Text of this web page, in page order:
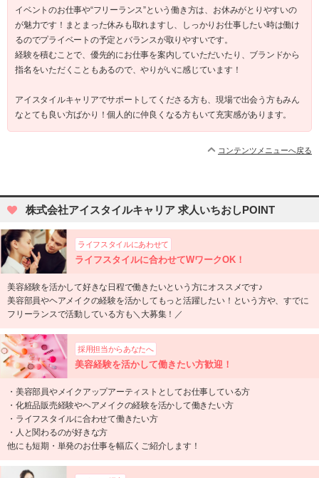
イベントのお仕事や“フリーランス”という働き方は、お休みがとりやすいの
が魅力です！まとまった休みも取れますし、しっかりお仕事したい時は働け
るのでプライベートの予定とバランスが取りやすいです。
経験を積むことで、優先的にお仕事を案内していただいたり、ブランドから
指名をいただくこともあるので、やりがいに感じています！
アイスタイルキャリアでサポートしてくださる方も、現場で出会う方もみん
なとても良い方ばかり！個人的に仲良くなる方もいて充実感があります。
コンテンツメニューへ戻る
株式会社アイスタイルキャリア 求人いちおしPOINT
ライフスタイルにあわせて
ライフスタイルに合わせてWワークOK！
美容経験を活かして好きな日程で働きたいという方にオススメです♪
美容部員やヘアメイクの経験を活かしてもっと活躍したい！という方や、すでに
フリーランスで活動している方も＼大募集！／
採用担当からあなたへ
美容経験を活かして働きたい方歓迎！
・美容部員やメイクアップアーティストとしてお仕事している方
・化粧品販売経験やヘアメイクの経験を活かして働きたい方
・ライフスタイルに合わせて働きたい方
・人と関わるのが好きな方
他にも短期・単発のお仕事を幅広くご紹介します！